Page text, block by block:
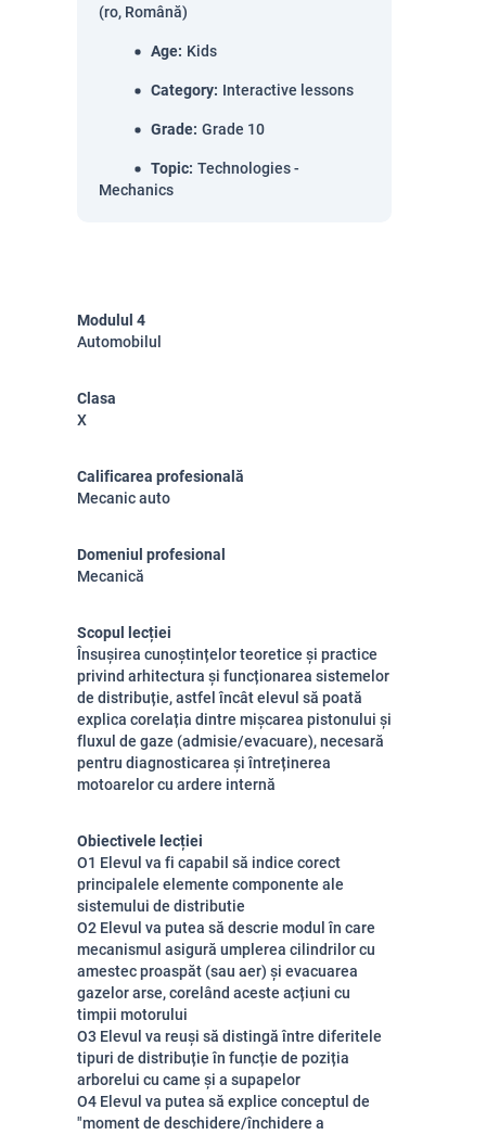
(ro, Română)
Age: Kids
Category: Interactive lessons
Grade: Grade 10
Topic: Technologies -
Mechanics
Modulul 4
Automobilul
Clasa
X
Calificarea profesională
Mecanic auto
Domeniul profesional
Mecanică
Scopul lecției
Însușirea cunoștințelor teoretice și practice
privind arhitectura și funcționarea sistemelor
de distribuție, astfel încât elevul să poată
explica corelația dintre mișcarea pistonului și
fluxul de gaze (admisie/evacuare), necesară
pentru diagnosticarea și întreținerea
motoarelor cu ardere internă
Obiectivele lecției
O1 Elevul va fi capabil să indice corect
principalele elemente componente ale
sistemului de distributie
O2 Elevul va putea să descrie modul în care
mecanismul asigură umplerea cilindrilor cu
amestec proaspăt (sau aer) și evacuarea
gazelor arse, corelând aceste acțiuni cu
timpii motorului
O3 Elevul va reuși să distingă între diferitele
tipuri de distribuție în funcție de poziția
arborelui cu came și a supapelor
O4 Elevul va putea să explice conceptul de
"moment de deschidere/închidere a